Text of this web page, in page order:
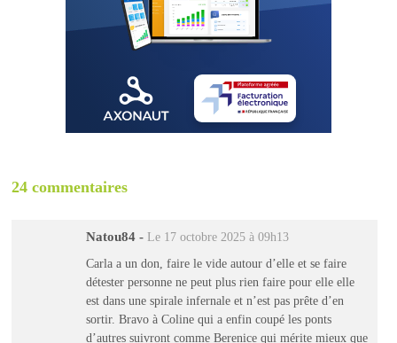
24 commentaires
Natou84 - Le 17 octobre 2025 à 09h13
Carla a un don, faire le vide autour d’elle et se faire
détester personne ne peut plus rien faire pour elle elle
est dans une spirale infernale et n’est pas prête d’en
sortir. Bravo à Coline qui a enfin coupé les ponts
d’autres suivront comme Berenice qui mérite mieux que